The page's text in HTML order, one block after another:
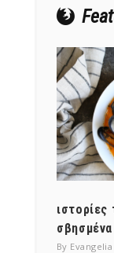
ιστορίες
By Evangelia